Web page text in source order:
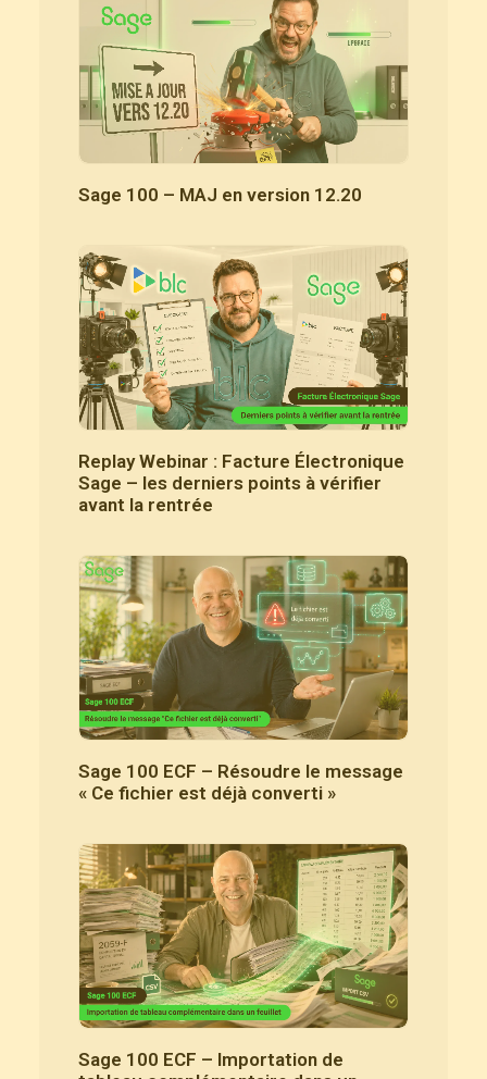
Sage 100 – MAJ en version 12.20
Replay Webinar : Facture Électronique
Sage – les derniers points à vérifier
avant la rentrée
Sage 100 ECF – Résoudre le message
« Ce fichier est déjà converti »
Sage 100 ECF – Importation de